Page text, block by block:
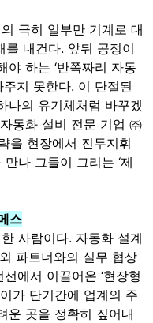
극히 일부만 기계로 대
를 내건다. 앞뒤 공정이
야 하는 ‘반쪽짜리 자동
지 못한다. 이 단절된
나의 유기체처럼 바꾸겠
동화 설비 전문 기업 ㈜
을 현장에서 진두지휘
나 그들이 그리는 ‘제
스
사람이다. 자동화 설계
파트너와의 실무 협상
에서 이끌어온 ‘현장형
가 단기간에 업계의 주
운 곳을 정확히 짚어내